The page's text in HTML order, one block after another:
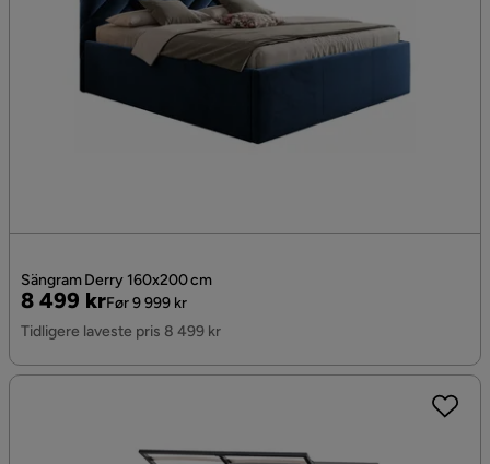
Sängram Derry 160x200 cm
Pris
8 499 kr
Original
Pris
Før 9 999 kr
Tidligere laveste pris 8 499 kr